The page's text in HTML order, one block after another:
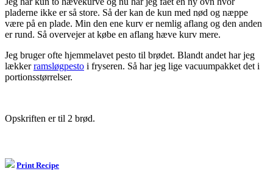
pladerne ikke er så store. Så der kan de kun med nød og næppe
være på en plade. Min den ene kurv er nemlig aflang og den anden
er rund. Så overvejer at købe en aflang hæve kurv mere.
Jeg bruger ofte hjemmelavet pesto til brødet. Blandt andet har jeg
lækkerramsløgpesto i fryseren. Så har jeg lige vacuumpakket det i
portionsstørrelser.
Opskriften er til 2 brød.
Print Recipe